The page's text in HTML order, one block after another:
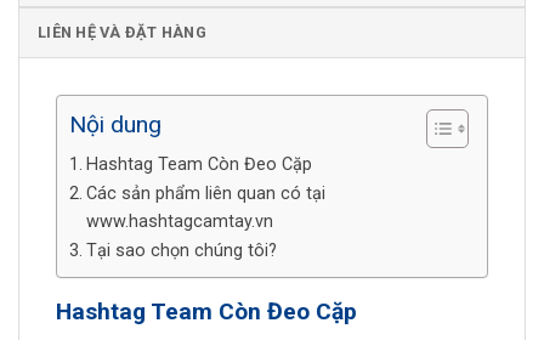
LIÊN HỆ VÀ ĐẶT HÀNG
Nội dung
Hashtag Team Còn Đeo Cặp
Các sản phẩm liên quan có tại
www.hashtagcamtay.vn
Tại sao chọn chúng tôi?
Hashtag Team Còn Đeo Cặp